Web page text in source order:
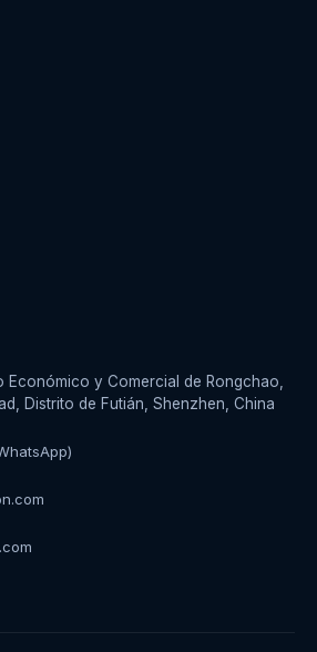
Económico y Comercial de Rongchao,
Distrito de Futián, Shenzhen, China